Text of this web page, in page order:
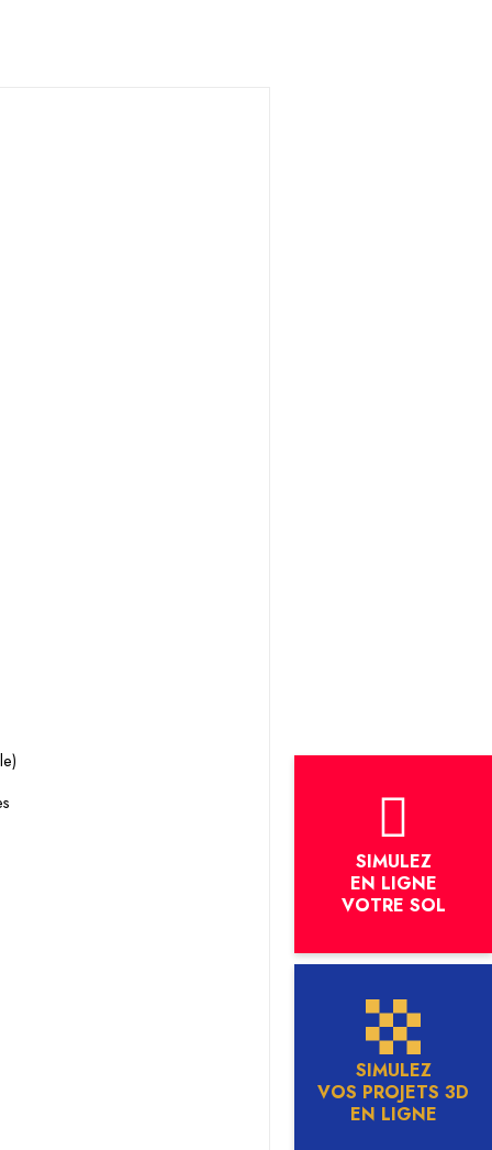
SIMULEZ
EN LIGNE
VOTRE SOL
SIMULEZ
VOS PROJETS 3D
EN LIGNE